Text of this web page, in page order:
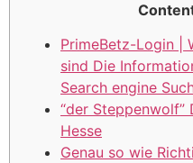
PrimeBetz-Login |
sind Die
Search engine
“der Steppenwolf”
Hesse
Genau so wie